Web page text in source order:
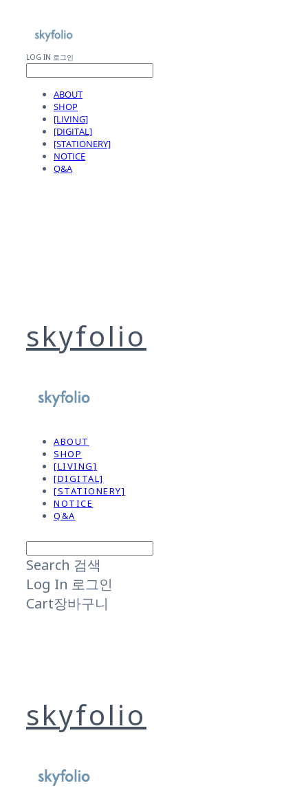
LOG IN 로그인
ABOUT
SHOP
[LIVING]
[DIGITAL]
[STATIONERY]
NOTICE
Q&A
skyfolio
ABOUT
SHOP
[LIVING]
[DIGITAL]
[STATIONERY]
NOTICE
Q&A
Search 검색
Log In 로그인
Cart장바구니
skyfolio